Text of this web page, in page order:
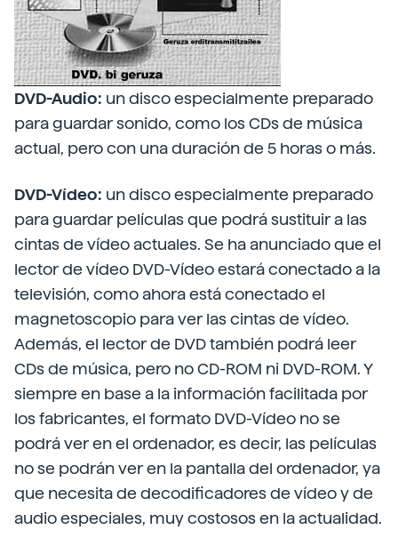
DVD-Audio: un disco especialmente preparado
para guardar sonido, como los CDs de música
actual, pero con una duración de 5 horas o más.
DVD-Vídeo: un disco especialmente preparado
para guardar películas que podrá sustituir a las
cintas de vídeo actuales. Se ha anunciado que el
lector de vídeo DVD-Vídeo estará conectado a la
televisión, como ahora está conectado el
magnetoscopio para ver las cintas de vídeo.
Además, el lector de DVD también podrá leer
CDs de música, pero no CD-ROM ni DVD-ROM. Y
siempre en base a la información facilitada por
los fabricantes, el formato DVD-Vídeo no se
podrá ver en el ordenador, es decir, las películas
no se podrán ver en la pantalla del ordenador, ya
que necesita de decodificadores de vídeo y de
audio especiales, muy costosos en la actualidad.